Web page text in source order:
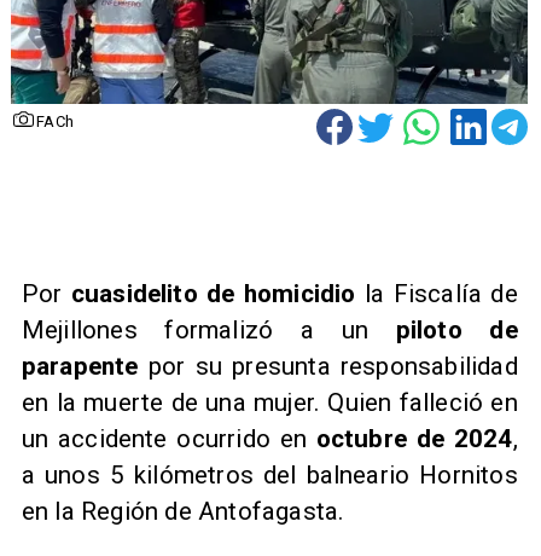
FACh
Por cuasidelito de homicidio la Fiscalía de
Mejillones formalizó a un piloto de
parapente por su presunta responsabilidad
en la muerte de una mujer. Quien falleció en
un accidente ocurrido en octubre de 2024,
a unos 5 kilómetros del balneario Hornitos
en la Región de Antofagasta.